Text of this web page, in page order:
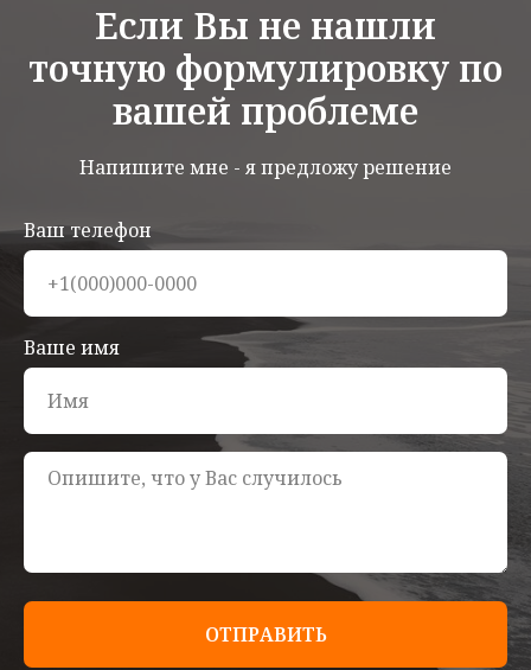
Если Вы не нашли
точную формулировку по
вашей проблеме
Напишите мне - я предложу решение
Ваш телефон
Ваше имя
ОТПРАВИТЬ